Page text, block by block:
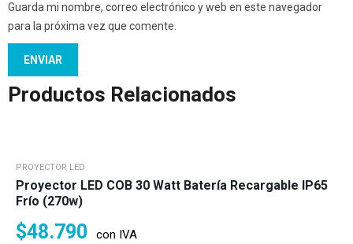
Guarda mi nombre, correo electrónico y web en este navegador
para la próxima vez que comente.
Productos Relacionados
PROYECTOR LED
Proyector LED COB 30 Watt Batería Recargable IP65
Frío (270w)
$48.790 con IVA